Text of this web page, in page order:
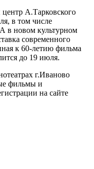
А.Тарковского
в том числе
в новом культурном
современного
к 60-летию фильма
до 19 июля.
г.Иваново
фильмы и
на сайте